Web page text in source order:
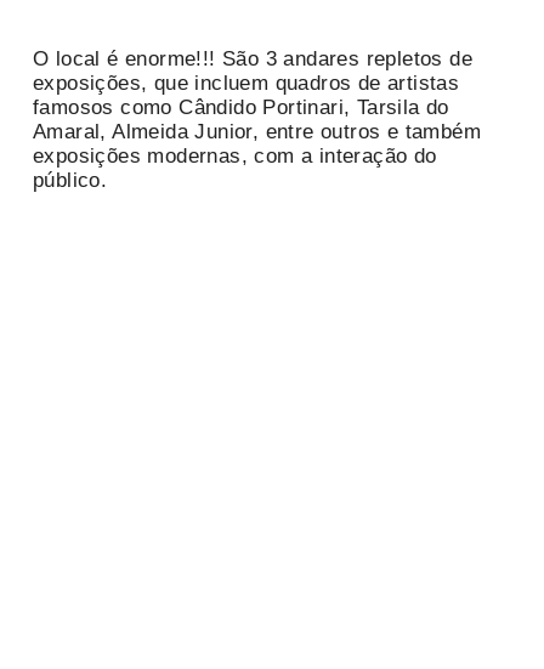
O local é enorme!!! São 3 andares repletos de
exposições, que incluem quadros de artistas
famosos como Cândido Portinari, Tarsila do
Amaral, Almeida Junior, entre outros e também
exposições modernas, com a interação do
público.